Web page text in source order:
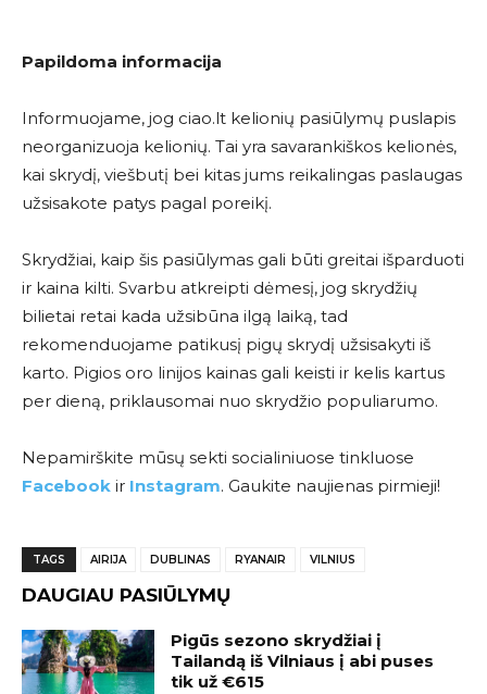
Papildoma informacija
Informuojame, jog ciao.lt kelionių pasiūlymų puslapis
neorganizuoja kelionių. Tai yra savarankiškos kelionės,
kai skrydį, viešbutį bei kitas jums reikalingas paslaugas
užsisakote patys pagal poreikį.
Skrydžiai, kaip šis pasiūlymas gali būti greitai išparduoti
ir kaina kilti. Svarbu atkreipti dėmesį, jog skrydžių
bilietai retai kada užsibūna ilgą laiką, tad
rekomenduojame patikusį pigų skrydį užsisakyti iš
karto. Pigios oro linijos kainas gali keisti ir kelis kartus
per dieną, priklausomai nuo skrydžio populiarumo.
Nepamirškite mūsų sekti socialiniuose tinkluose
Facebook ir Instagram. Gaukite naujienas pirmieji!
TAGS AIRIJA DUBLINAS RYANAIR VILNIUS
DAUGIAU PASIŪLYMŲ
Pigūs sezono skrydžiai į
Tailandą iš Vilniaus į abi puses
tik už €615